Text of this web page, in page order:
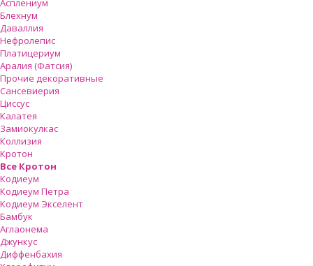
Асплениум
Блехнум
Даваллия
Нефролепис
Платицериум
Аралия (Фатсия)
Прочие декоративные
Сансевиерия
Циссус
Калатея
Замиокулкас
Коллизия
Кротон
Все Кротон
Кодиеум
Кодиеум Петра
Кодиеум Экселент
Бамбук
Аглаонема
Джункус
Диффенбахия